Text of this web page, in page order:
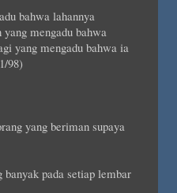
bahwa lahannya
mengadu bahwa
yang mengadu bahwa ia
98)
yang beriman supaya
pada setiap lembar